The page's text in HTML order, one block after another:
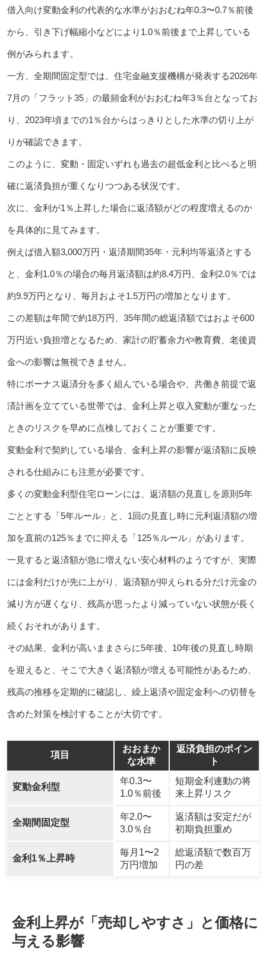
借入向け変動金利の代表的な水準がおおむね年0.3〜0.7％前後
から、引き下げ幅縮小などにより1.0％前後まで上昇している
例がみられます。
一方、全期間固定型では、住宅金融支援機構が発表する2026年
7月の「フラット35」の最頻金利がおおむね年3％台となってお
り、2023年頃までの1％台からはっきりとした水準の切り上が
りが確認できます。
このように、変動・固定いずれも過去の超低金利と比べると明
確に返済負担が重くなりつつある状況です。
次に、金利が1％上昇した場合に返済額がどの程度増えるのか
を具体的に見てみます。
例えば借入額3,000万円・返済期間35年・元利均等返済とする
と、金利1.0％の場合の毎月返済額は約8.4万円、金利2.0％では
約9.9万円となり、毎月およそ1.5万円の増加となります。
この差額は年間で約18万円、35年間の総返済額ではおよそ600
万円近い負担増となるため、家計の貯蓄余力や教育費、老後資
金への影響は無視できません。
特にボーナス返済分を多く組んでいる場合や、共働き前提で返
済計画を立てている世帯では、金利上昇と収入変動が重なった
ときのリスクを早めに点検しておくことが重要です。
変動金利で契約している場合、金利上昇の影響が返済額に反映
される仕組みにも注意が必要です。
多くの変動金利型住宅ローンには、返済額の見直しを原則5年
ごととする「5年ルール」と、1回の見直し時に元利返済額の増
加を直前の125％までに抑える「125％ルール」があります。
一見すると返済額が急に増えない安心材料のようですが、実際
には金利だけが先に上がり、返済額が抑えられる分だけ元金の
減り方が遅くなり、残高が思ったより減っていない状態が長く
続くおそれがあります。
その結果、金利が高いままさらに5年後、10年後の見直し時期
を迎えると、そこで大きく返済額が増える可能性があるため、
残高の推移を定期的に確認し、繰上返済や固定金利への切替を
含めた対策を検討することが大切です。
項目
おおまか
な水準
返済負担のポイン
ト
変動金利型
年0.3〜
1.0％前後
短期金利連動の将
来上昇リスク
全期間固定型
年2.0〜
3.0％台
返済額は安定だが
初期負担重め
金利1％上昇時
毎月1〜2
万円増加
総返済額で数百万
円の差
金利上昇が「売却しやすさ」と価格に
与える影響